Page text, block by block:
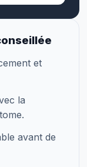
et
la
avant de